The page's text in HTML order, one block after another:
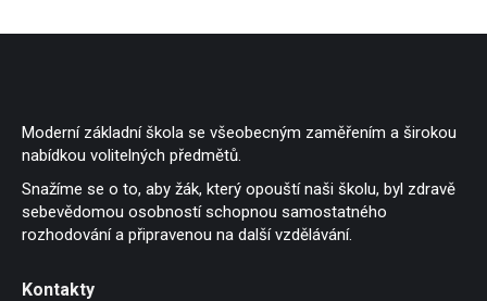
Moderní základní škola se všeobecným zaměřením a širokou
nabídkou volitelných předmětů.
Snažíme se o to, aby žák, který opouští naši školu, byl zdravě
sebevědomou osobností schopnou samostatného
rozhodování a připravenou na další vzdělávání.
Kontakty